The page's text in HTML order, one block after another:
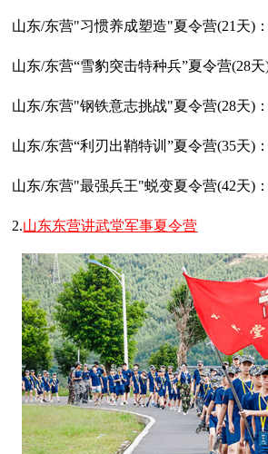
山东/东营"习惯养成塑造"夏令营(21天)
山东/东营“雪豹突击特种兵”夏令营(28天
山东/东营"钢铁意志挑战"夏令营(28天)
山东/东营“利刃出鞘特训”夏令营(35天)
山东/东营"最强兵王"蜕变夏令营(42天)
2.山东东营讲武堂军事夏令营